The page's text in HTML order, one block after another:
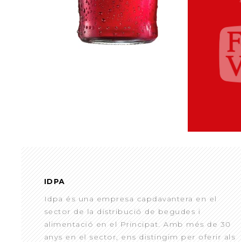
IDPA
Idpa és una empresa capdavantera en el
sector de la distribució de begudes i
alimentació en el Principat. Amb més de 30
anys en el sector, ens distingim per oferir als